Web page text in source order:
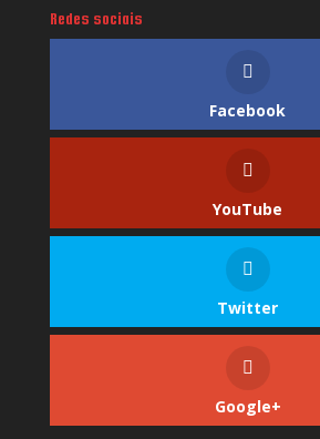
Redes sociais
Facebook
YouTube
Twitter
Google+